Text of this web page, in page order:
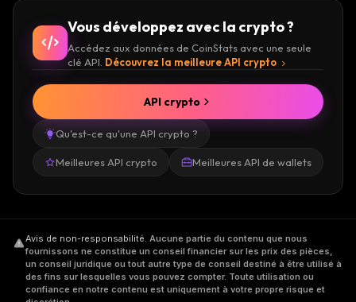
Vous développez avec la crypto ?
Accédez aux données de CoinStats avec une seule
clé API. Découvrez la meilleure API crypto
Qu'est-ce qu'une API crypto ?
Meilleures API crypto Meilleures API de wallets
API crypto
Avis de non-responsabilité. Aucune partie du contenu que nous
fournissons ne constitue un conseil financier sur les prix des pièces,
un conseil juridique ou tout autre type de conseil destiné à être utilisé à
des fins sur lesquelles vous pouvez compter. Toute utilisation ou
confiance en notre contenu est uniquement à votre propre risque et